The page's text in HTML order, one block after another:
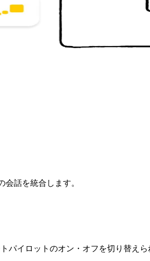
会話を統合します。
パイロットのオン・オフを切り替えら